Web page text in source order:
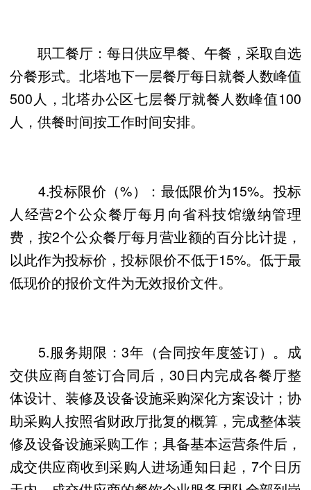
职工餐厅：每日供应早餐、午餐，采取自选
分餐形式。北塔地下一层餐厅每日就餐人数峰值
500人，北塔办公区七层餐厅就餐人数峰值100
人，供餐时间按工作时间安排。
4.投标限价（%）：最低限价为15%。投标
人经营2个公众餐厅每月向省科技馆缴纳管理
费，按2个公众餐厅每月营业额的百分比计提，
以此作为投标价，投标限价不低于15%。低于最
低现价的报价文件为无效报价文件。
5.服务期限：3年（合同按年度签订）。成
交供应商自签订合同后，30日内完成各餐厅整
体设计、装修及设备设施采购深化方案设计；协
助采购人按照省财政厅批复的概算，完成整体装
修及设备设施采购工作；具备基本运营条件后，
成交供应商收到采购人进场通知日起，7个日历